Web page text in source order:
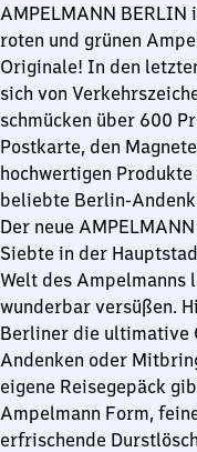
Uhr
AMPELMANN BERLIN
roten und grünen
Originale! In den
sich von
schmücken über 600
Postkarte, den
hochwertigen
beliebte Berlin-
Der neue
Siebte in der
Welt des Ampelmanns
wunderbar versüßen.
Berliner die ultimative
Andenken oder
eigene Reisegepäck
Ampelmann Form,
erfrischende